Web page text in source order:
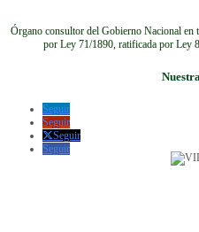
Órgano consultor del Gobierno Nacional
por Ley 71/1890, ratificada por Ley
Seguir
Seguir
Seguir
Seguir